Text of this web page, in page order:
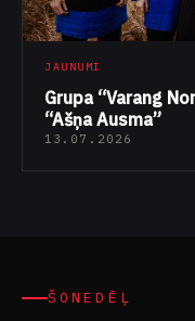
JAUNUMI
Grupa “Varang
“Ašņa Ausma”
13.07.2026
ŠONEDĒĻ